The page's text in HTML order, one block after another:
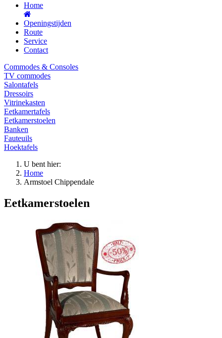
Home
Openingstijden
Route
Service
Contact
Commodes & Consoles
TV commodes
Salontafels
Dressoirs
Vitrinekasten
Eetkamertafels
Eetkamerstoelen
Banken
Fauteuils
Hoektafels
U bent hier:
Home
Armstoel Chippendale
Eetkamerstoelen